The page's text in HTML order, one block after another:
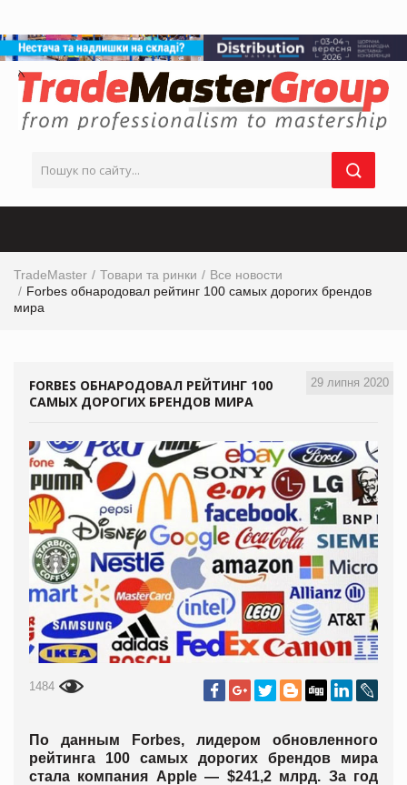
TradeMaster Товари та ринки
Все новости
Forbes обнародовал рейтинг 100 самых дорогих брендов
мира
29 липня 2020
FORBES ОБНАРОДОВАЛ РЕЙТИНГ 100
САМЫХ ДОРОГИХ БРЕНДОВ МИРА
1484
По данным Forbes, лидером обновленного
рейтинга 100 самых дорогих брендов мира
стала компания Apple — $241,2 млрд. За год